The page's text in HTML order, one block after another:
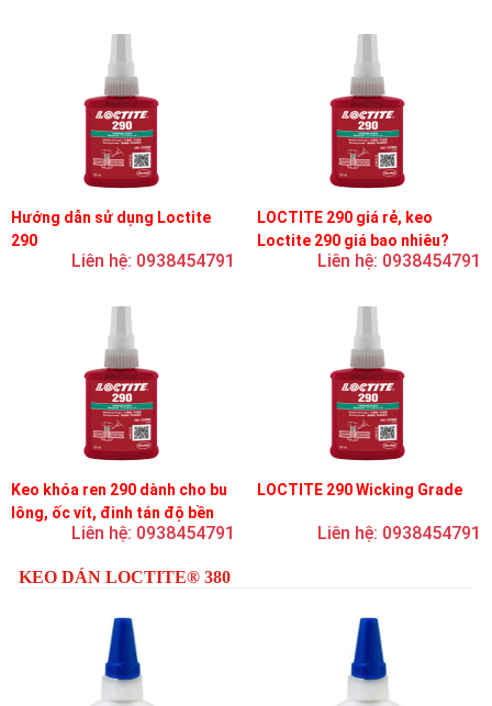
Hướng dẫn sử dụng Loctite
290
Liên hệ: 0938454791
LOCTITE 290 giá rẻ, keo
Loctite 290 giá bao nhiêu?
Liên hệ: 0938454791
Keo khóa ren 290 dành cho bu
lông, ốc vít, đinh tán độ bền
trung bình, độ nhớt thấp
Liên hệ: 0938454791
LOCTITE 290 Wicking Grade
Liên hệ: 0938454791
KEO DÁN LOCTITE® 380